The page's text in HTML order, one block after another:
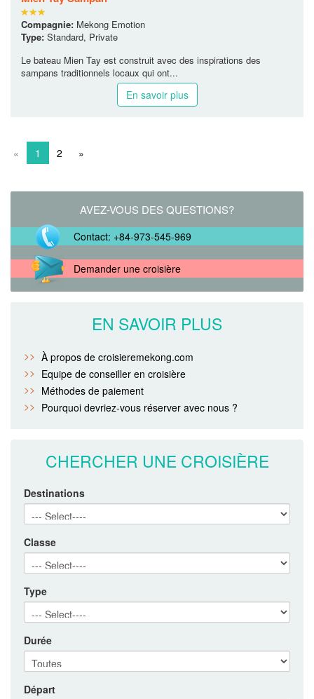
Le bateau Mien Tay est construit avec des inspirations des
sampans traditionnels locaux qui ont...
En savoir plus
« 1 2 »
Contact: +84-973-545-969
Demander une croisière
EN SAVOIR PLUS
Equipe de conseiller en croisière
Pourquoi devriez-vous réserver avec nous ?
CHERCHER UNE CROISIÈRE
Destinations
Classe
Type